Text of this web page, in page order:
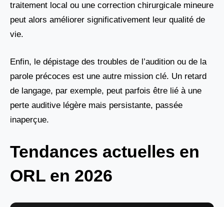
traitement local ou une correction chirurgicale mineure
peut alors améliorer significativement leur qualité de
vie.
Enfin, le dépistage des troubles de l’audition ou de la
parole précoces est une autre mission clé. Un retard
de langage, par exemple, peut parfois être lié à une
perte auditive légère mais persistante, passée
inaperçue.
Tendances actuelles en
ORL en 2026